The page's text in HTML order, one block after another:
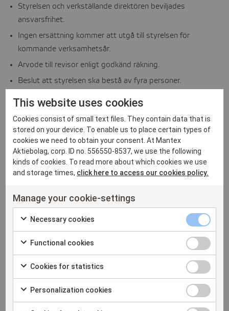
Styrelsen och verkställande direktören beviljades
ansvarsfrihet.
Ingen ersättning kommer att utgå till styrelsen för
kommande verksamhetsår.
Arvode till revisor enligt godkänd räkning.
Beslut att styrelsen ska bestå av fyra personer.
Omval av styrelseledamöterna Per Grunewald, Håkan
Omval av Per Grunewald till styrelseordförande.
Omval av BDO Mälardalen AB som revisor. Auktoriserade
revisorn Johan Pharmanson kommer, med ändring av vad
som angavs i stämmokallelsen, att vara huvudansvarig
Beslut om principer för valberedning.
Beslut om antagande av ny bolagsordning innebärande att
gränserna för aktiekapitalet och antalet aktier ändras.
Beslut om minskning av aktiekapitalet
Beslut om bemyndigande för styrelsen att fatta beslut om
emission av aktier, teckningsoptioner och/eller konvertibler
upp till högst trettio (30) procent av bolagets vid var tid
This website uses cookies
Cookies consist of small text files. They contain data that is
stored on your device. To enable us to place certain types of
cookies we need to obtain your consent. At Mantex
Aktiebolag, corp. ID no. 556550-8537, we use the following
kinds of cookies. To read more about which cookies we use
and storage times, click here to access our cookies policy.
Manage your cookie-settings
Necessary cookies
Check
to
consent
Necessary
cookies
checkbox
Functional cookies
Check
to
consent
Functional
cookies
checkbox
Cookies for statistics
Check
to
consent
Cookies
for
statistics
checkbox
Personalization cookies
Check
cookies